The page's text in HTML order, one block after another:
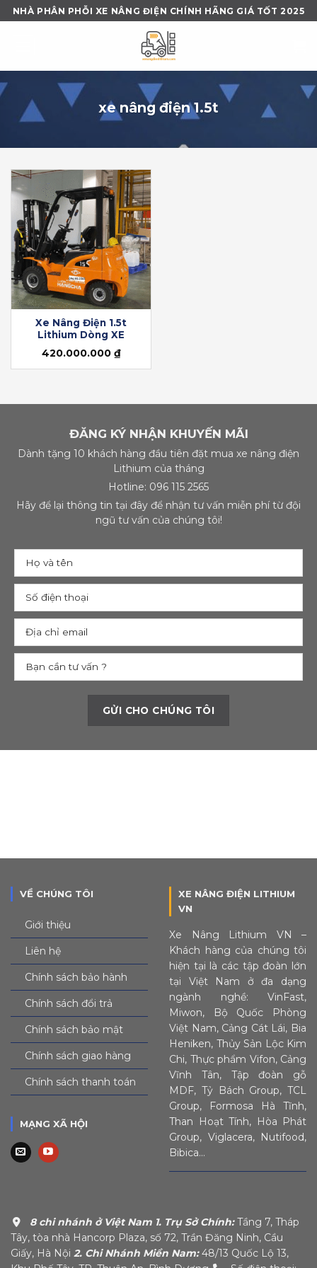
Skip
to
NHÀ PHÂN PHỖI XE NÂNG ĐIỆN CHÍNH HÃNG GIÁ TỐT 2025
xe nâng điện 1.5t
Xe Nâng Điện 1.5t
Lithium Dòng XE
420.000.000 ₫
ĐĂNG KÝ NHẬN KHUYẾN MÃI
Dành tặng 10 khách hàng đầu tiên đặt mua xe nâng điện
Lithium của tháng
Hotline: 096 115 2565
Hãy để lại thông tin tại đây để nhận tư vấn miễn phí từ đội
ngũ tư vấn của chúng tôi!
VỀ CHÚNG TÔI
Giới thiệu
Liên hệ
Chính sách bảo hành
Chính sách đổi trả
Chính sách bảo mật
Chính sách giao hàng
Chính sách thanh toán
MẠNG XÃ HỘI
XE NÂNG ĐIỆN LITHIUM
VN
Xe Nâng Lithium VN –
Khách hàng của chúng tôi
hiện tại là các tập đoàn lớn
tại Việt Nam ở đa dạng
ngành nghề: VinFast,
Miwon, Bộ Quốc Phòng
Việt Nam, Cảng Cát Lái, Bia
Heniken, Thủy Sản Lộc Kim
Chi, Thực phẩm Vifon, Cảng
Vĩnh Tân, Tập đoàn gỗ
MDF, Tỷ Bách Group, TCL
Group, Formosa Hà Tĩnh,
Than Hoạt Tính, Hòa Phát
Group, Viglacera, Nutifood,
Bibica…
8 chi nhánh ở Việt Nam 1. Trụ Sở Chính:Tầng 7, Tháp
Tây, tòa nhà Hancorp Plaza, số 72, Trần Đăng Ninh, Cầu
Giấy, Hà Nội 2. Chi Nhánh Miền Nam:48/13 Quốc Lộ 13,